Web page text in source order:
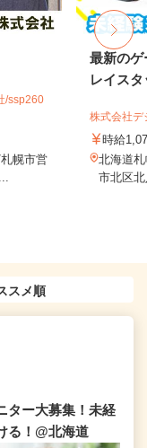
/ssp260
幌市営
最新のゲ
レイスタ
株式会社
時給
北海道
市北区
ター大募集！未経
る！@北海道